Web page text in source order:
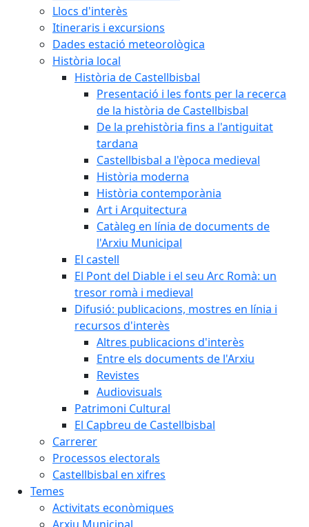
Llocs d'interès
Itineraris i excursions
Dades estació meteorològica
Història local
Història de Castellbisbal
Presentació i les fonts per la recerca
de la història de Castellbisbal
De la prehistòria fins a l'antiguitat
tardana
Castellbisbal a l'època medieval
Història moderna
Història contemporània
Art i Arquitectura
Catàleg en línia de documents de
l'Arxiu Municipal
El castell
El Pont del Diable i el seu Arc Romà: un
tresor romà i medieval
Difusió: publicacions, mostres en línia i
recursos d'interès
Altres publicacions d'interès
Entre els documents de l'Arxiu
Revistes
Audiovisuals
Patrimoni Cultural
El Capbreu de Castellbisbal
Carrerer
Processos electorals
Castellbisbal en xifres
Temes
Activitats econòmiques